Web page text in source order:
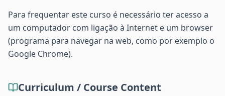
Para frequentar este curso é necessário ter acesso a
um computador com ligação à Internet e um browser
(programa para navegar na web, como por exemplo o
Google Chrome).
Curriculum / Course Content